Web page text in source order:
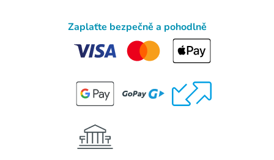
Zaplaťte bezpečně a pohodlně